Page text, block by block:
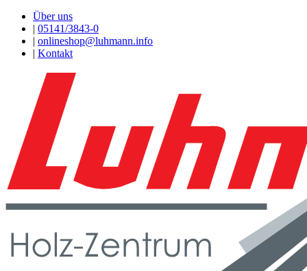
Über uns
| 05141/3843-0
| onlineshop@luhmann.info
| Kontakt